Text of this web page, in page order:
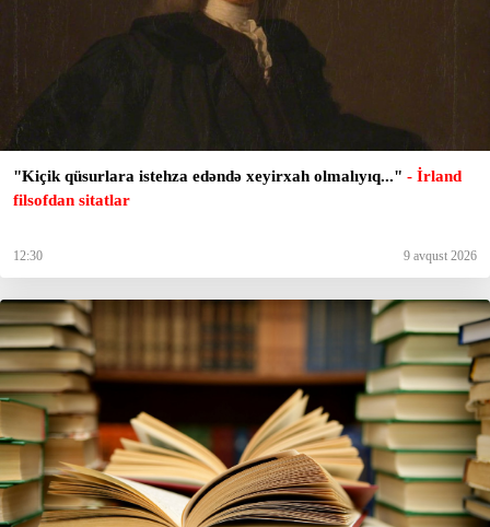
"Kiçik qüsurlara istehza edəndə xeyirxah olmalıyıq..." - İrland
filsofdan sitatlar
12:30 9 avqust 2026